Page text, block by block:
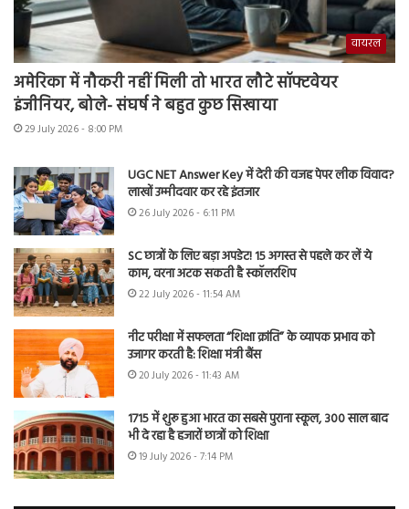
वायरल
अमेरिका में नौकरी नहीं मिली तो भारत लौटे सॉफ्टवेयर
इंजीनियर, बोले- संघर्ष ने बहुत कुछ सिखाया
29 July 2026 - 8:00 PM
UGC NET Answer Key में देरी की वजह पेपर लीक विवाद?
लाखों उम्मीदवार कर रहे इंतजार
26 July 2026 - 6:11 PM
SC छात्रों के लिए बड़ा अपडेट! 15 अगस्त से पहले कर लें ये
काम, वरना अटक सकती है स्कॉलरशिप
22 July 2026 - 11:54 AM
नीट परीक्षा में सफलता “शिक्षा क्रांति” के व्यापक प्रभाव को
उजागर करती है: शिक्षा मंत्री बैंस
20 July 2026 - 11:43 AM
1715 में शुरू हुआ भारत का सबसे पुराना स्कूल, 300 साल बाद
भी दे रहा है हजारों छात्रों को शिक्षा
19 July 2026 - 7:14 PM